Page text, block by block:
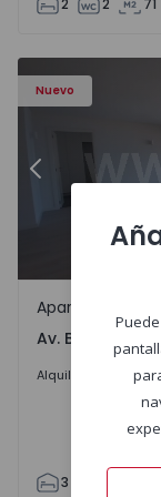
2 2 71
Nuevo
Apartamento T3
Anterior
Av. Boavista,
Apartamento
Av. Boavista,
Alquilar
3